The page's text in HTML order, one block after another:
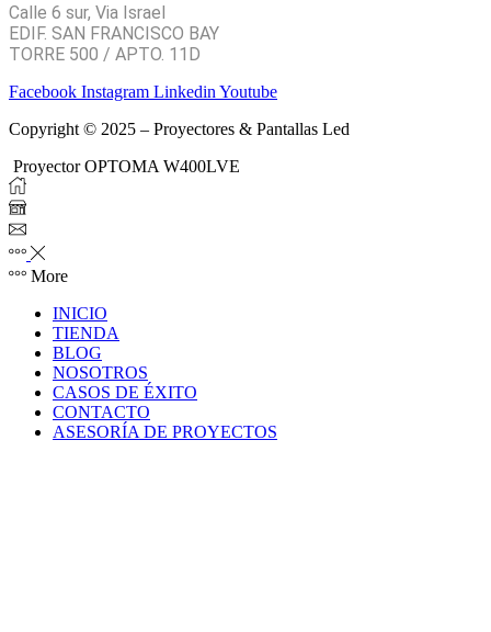
Calle 6 sur, Via Israel
EDIF. SAN FRANCISCO BAY
TORRE 500 / APTO. 11D
Facebook Instagram Linkedin Youtube
Copyright © 2025 – Proyectores & Pantallas Led
Proyector OPTOMA W400LVE
More
INICIO
TIENDA
BLOG
NOSOTROS
CASOS DE ÉXITO
CONTACTO
ASESORÍA DE PROYECTOS